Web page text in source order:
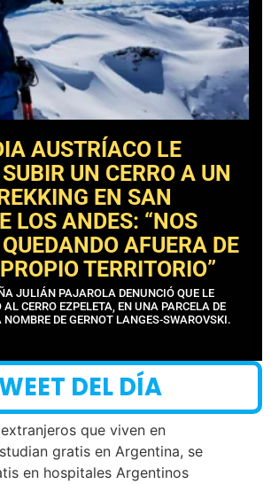
AUSTRÍACO LE
UN CERRO A UN
EN SAN
LOS ANDES: “NOS
AFUERA DE
TERRITORIO”
JULIÁN PAJAROLA DENUNCIÓ QUE LE
AL CERRO EZPELETA, EN UNA PARCELA DE
DE GERNOT LANGES-SWAROVSKI.
DEL DÍA
que viven en
gratis en Argentina, se
en hospitales Argentinos